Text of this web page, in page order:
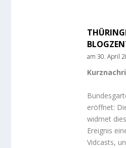
am 30. April
eröffnet:
widmet
Ereignis
Vidcasts,